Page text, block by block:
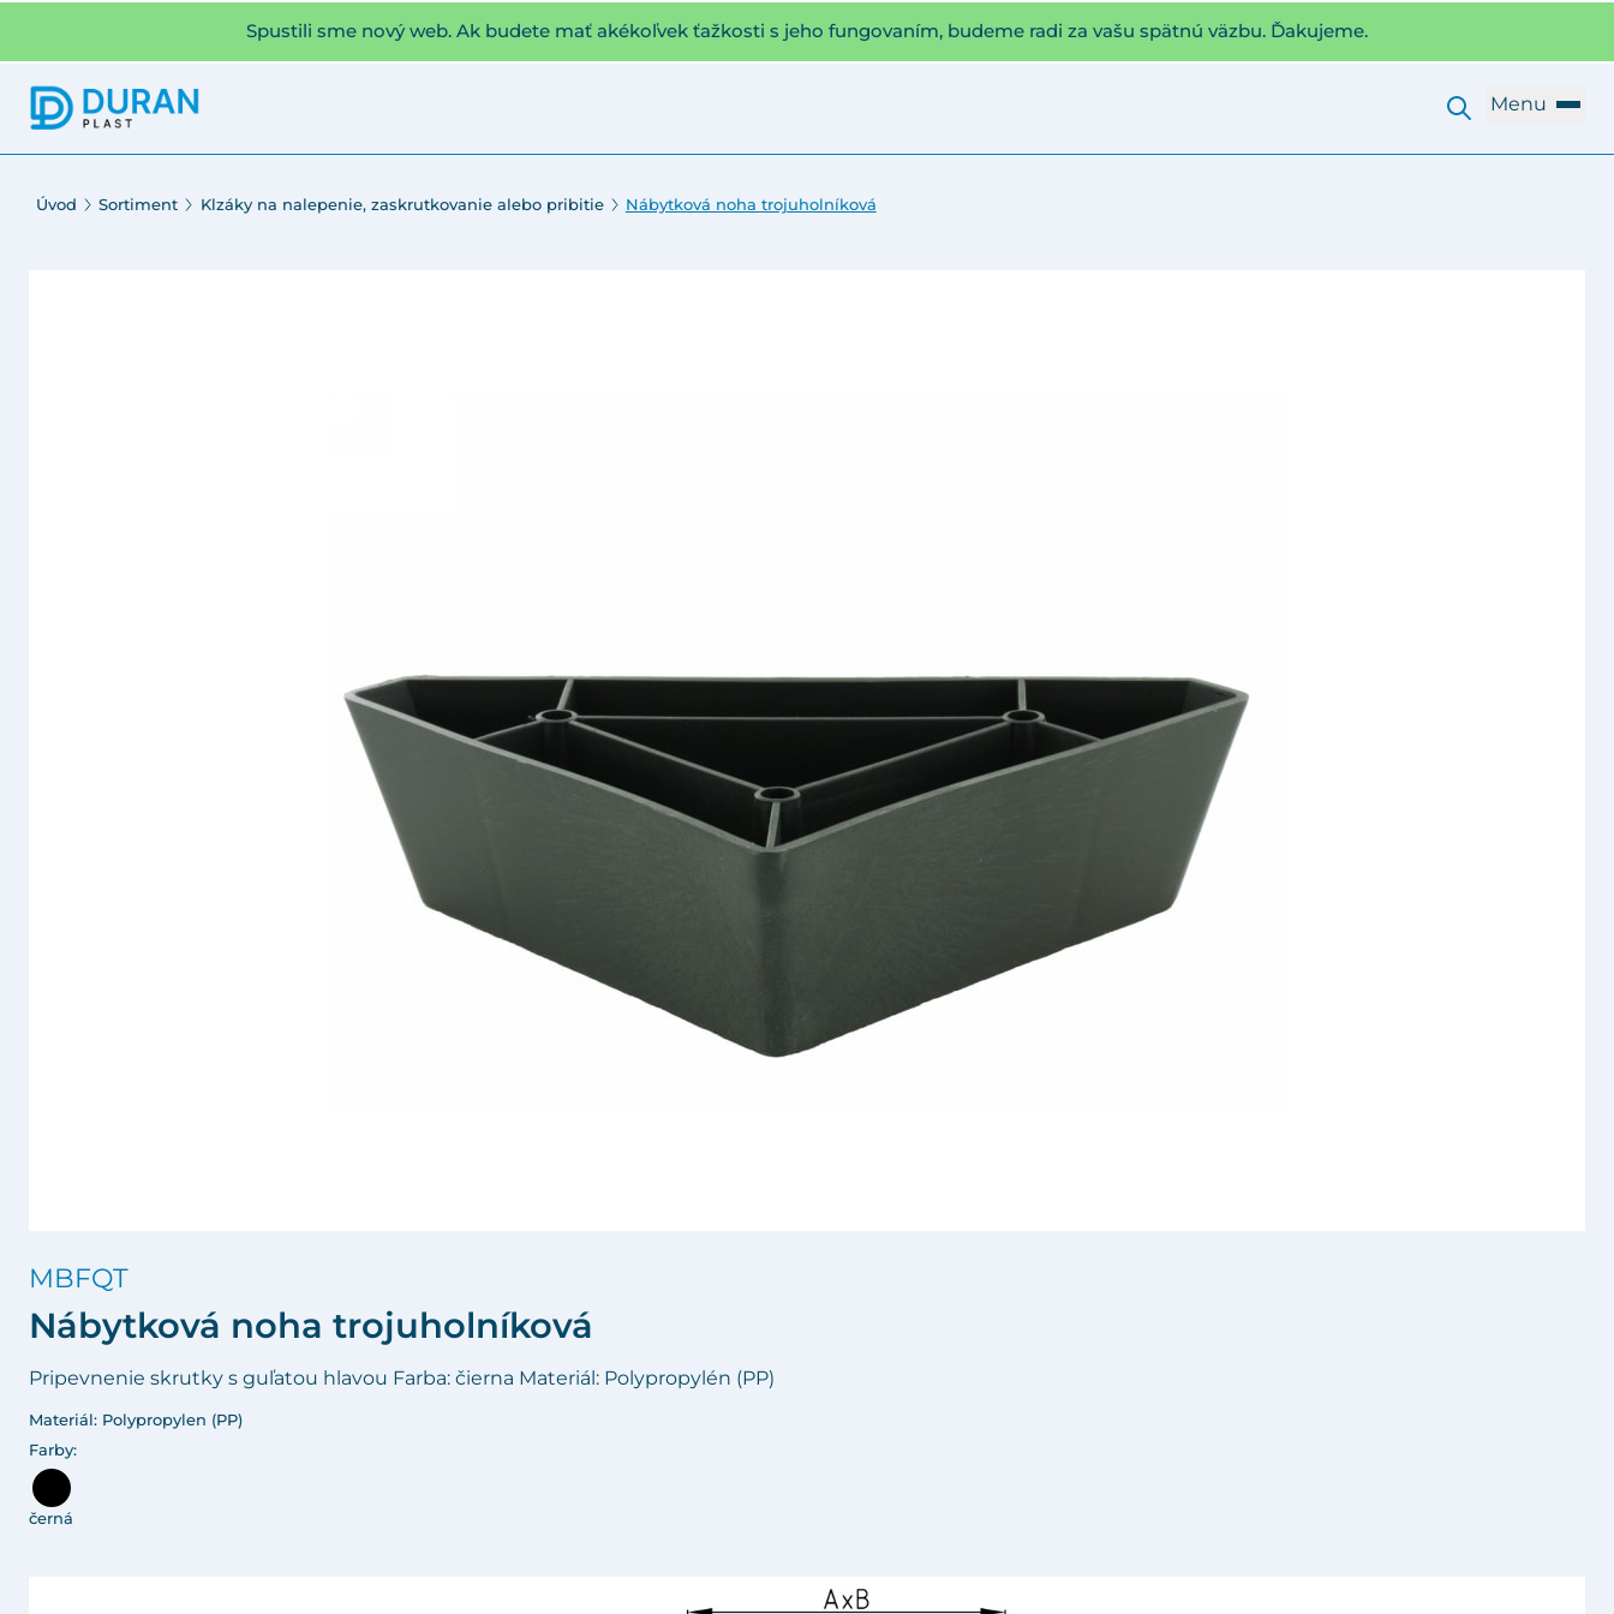
Spustili sme nový web. Ak budete mať akékoľvek ťažkosti s jeho fungovaním, budeme radi za vašu spätnú väzbu. Ďakujeme.
Menu
Úvod Sortiment Klzáky na nalepenie, zaskrutkovanie alebo pribitie Nábytková noha trojuholníková
MBFQT
Nábytková noha trojuholníková
Pripevnenie skrutky s guľatou hlavou Farba: čierna Materiál: Polypropylén (PP)
Materiál: Polypropylen (PP)
Farby:
černá